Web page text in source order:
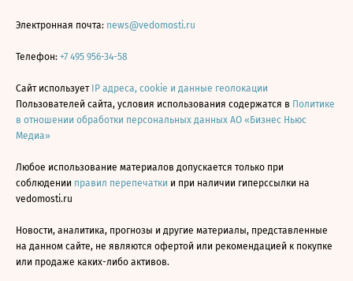
Электронная почта: news@vedomosti.ru
Телефон: +7 495 956-34-58
Сайт использует IP адреса, cookie и данные геолокации
Пользователей сайта, условия использования содержатся в Политике
в отношении обработки персональных данных АО «Бизнес Ньюс
Медиа»
Любое использование материалов допускается только при
соблюдении правил перепечатки и при наличии гиперссылки на
vedomosti.ru
Новости, аналитика, прогнозы и другие материалы, представленные
на данном сайте, не являются офертой или рекомендацией к покупке
или продаже каких-либо активов.